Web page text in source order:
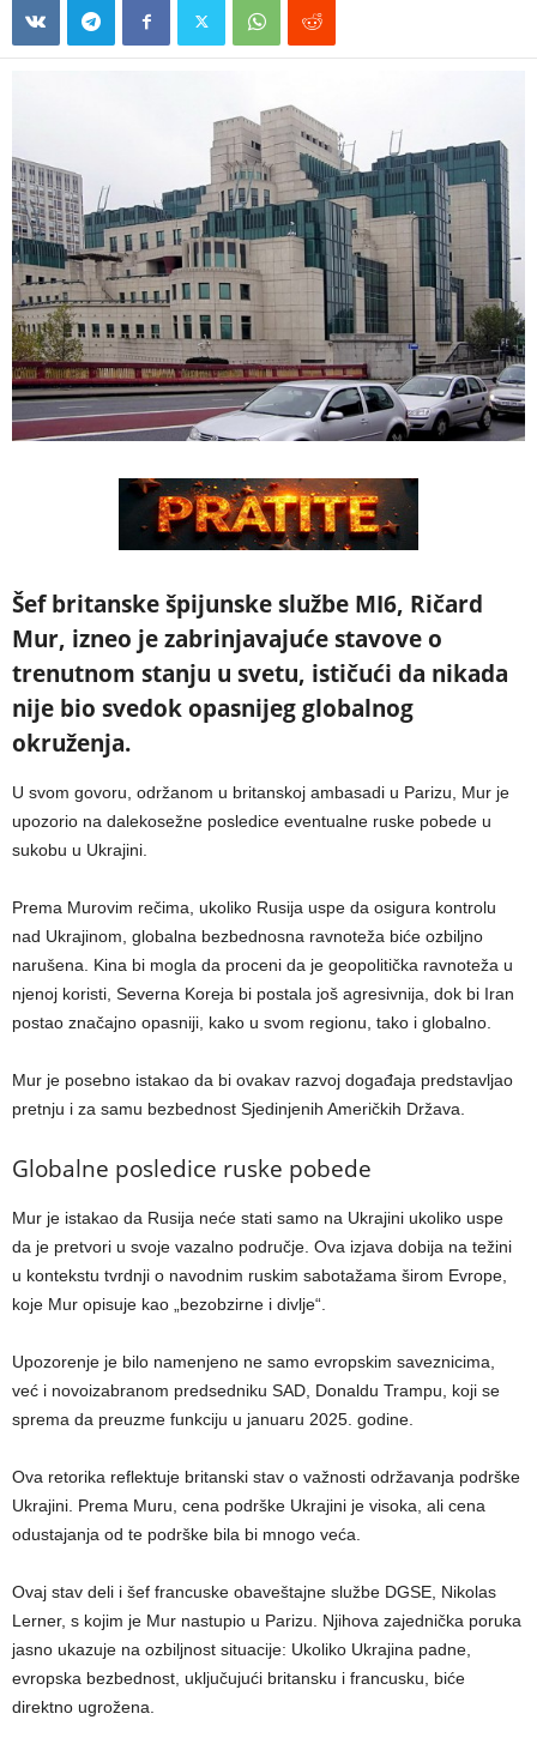
Šef britanske špijunske službe MI6, Ričard
Mur, izneo je zabrinjavajuće stavove o
trenutnom stanju u svetu, ističući da nikada
nije bio svedok opasnijeg globalnog
okruženja.
U svom govoru, održanom u britanskoj ambasadi u Parizu, Mur je
upozorio na dalekosežne posledice eventualne ruske pobede u
sukobu u Ukrajini.
Prema Murovim rečima, ukoliko Rusija uspe da osigura kontrolu
nad Ukrajinom, globalna bezbednosna ravnoteža biće ozbiljno
narušena. Kina bi mogla da proceni da je geopolitička ravnoteža u
njenoj koristi, Severna Koreja bi postala još agresivnija, dok bi Iran
postao značajno opasniji, kako u svom regionu, tako i globalno.
Mur je posebno istakao da bi ovakav razvoj događaja predstavljao
pretnju i za samu bezbednost Sjedinjenih Američkih Država.
Globalne posledice ruske pobede
Mur je istakao da Rusija neće stati samo na Ukrajini ukoliko uspe
da je pretvori u svoje vazalno područje. Ova izjava dobija na težini
u kontekstu tvrdnji o navodnim ruskim sabotažama širom Evrope,
koje Mur opisuje kao „bezobzirne i divlje“.
Upozorenje je bilo namenjeno ne samo evropskim saveznicima,
već i novoizabranom predsedniku SAD, Donaldu Trampu, koji se
sprema da preuzme funkciju u januaru 2025. godine.
Ova retorika reflektuje britanski stav o važnosti održavanja podrške
Ukrajini. Prema Muru, cena podrške Ukrajini je visoka, ali cena
odustajanja od te podrške bila bi mnogo veća.
Ovaj stav deli i šef francuske obaveštajne službe DGSE, Nikolas
Lerner, s kojim je Mur nastupio u Parizu. Njihova zajednička poruka
jasno ukazuje na ozbiljnost situacije: Ukoliko Ukrajina padne,
evropska bezbednost, uključujući britansku i francusku, biće
direktno ugrožena.